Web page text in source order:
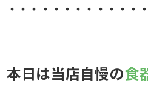
・・・・・・・・・・・・
本日は当店自慢の食